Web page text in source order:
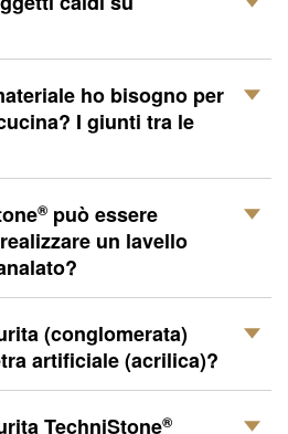
ho bisogno per
I giunti tra le
® può essere
un lavello
(conglomerata)
artificiale (acrilica)?
TechniStone®